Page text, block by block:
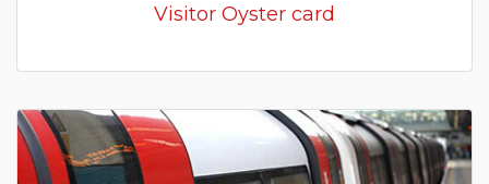
Visitor Oyster card